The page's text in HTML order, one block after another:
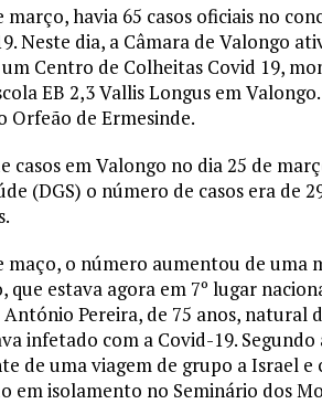
março, havia 65 casos oficiais no
Neste dia, a Câmara de Valongo
Centro de Colheitas Covid 19,
EB 2,3 Vallis Longus em
Orfeão de Ermesinde.
casos em Valongo no dia 25 de
(DGS) o número de casos era de
maço, o número aumentou de uma
que estava agora em 7º lugar
António Pereira, de 75 anos, natural
infetado com a Covid-19.
de uma viagem de grupo a Israel
em isolamento no Seminário dos